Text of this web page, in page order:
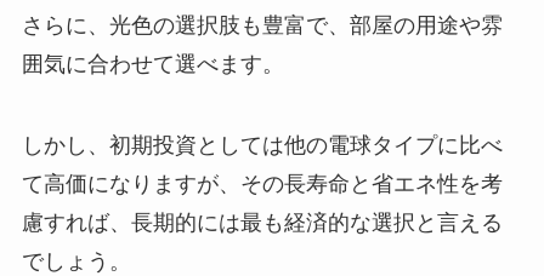
さらに、光色の選択肢も豊富で、部屋の用途や雰
囲気に合わせて選べます。
しかし、初期投資としては他の電球タイプに比べ
て高価になりますが、その長寿命と省エネ性を考
慮すれば、長期的には最も経済的な選択と言える
でしょう。